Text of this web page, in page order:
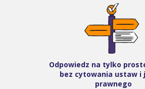
Odpowiedz na tylko
bez cytowania ustaw i
prawnego